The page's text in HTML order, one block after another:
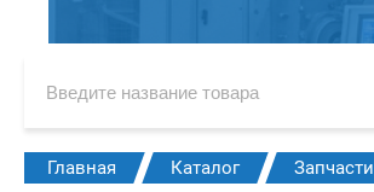
Главная Каталог Запчасти